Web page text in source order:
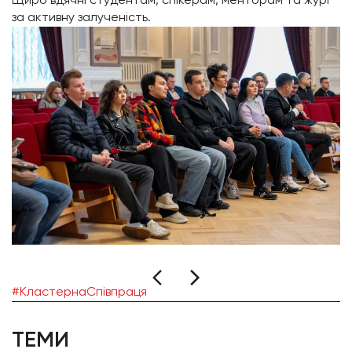
за активну залученість.
#КластернаСпівпраця
ТЕМИ